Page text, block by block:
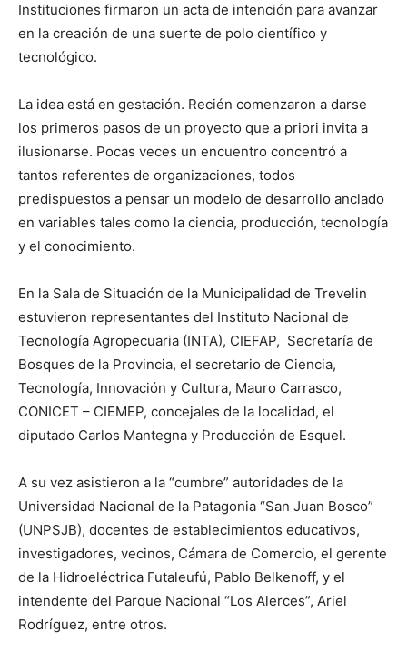
Instituciones firmaron un acta de intención para avanzar
en la creación de una suerte de polo científico y
tecnológico.
La idea está en gestación. Recién comenzaron a darse
los primeros pasos de un proyecto que a priori invita a
ilusionarse. Pocas veces un encuentro concentró a
tantos referentes de organizaciones, todos
predispuestos a pensar un modelo de desarrollo anclado
en variables tales como la ciencia, producción, tecnología
y el conocimiento.
En la Sala de Situación de la Municipalidad de Trevelin
estuvieron representantes del Instituto Nacional de
Tecnología Agropecuaria (INTA), CIEFAP, Secretaría de
Bosques de la Provincia, el secretario de Ciencia,
Tecnología, Innovación y Cultura, Mauro Carrasco,
CONICET – CIEMEP, concejales de la localidad, el
diputado Carlos Mantegna y Producción de Esquel.
A su vez asistieron a la “cumbre” autoridades de la
Universidad Nacional de la Patagonia “San Juan Bosco”
(UNPSJB), docentes de establecimientos educativos,
investigadores, vecinos, Cámara de Comercio, el gerente
de la Hidroeléctrica Futaleufú, Pablo Belkenoff, y el
intendente del Parque Nacional “Los Alerces”, Ariel
Rodríguez, entre otros.